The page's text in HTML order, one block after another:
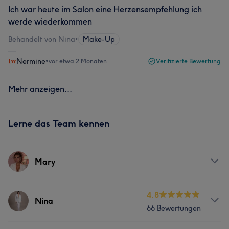
Ich war heute im Salon eine Herzensempfehlung ich
werde wiederkommen
Behandelt von Nina• Make-Up
Nermine•vor etwa 2 Monaten Verifizierte Bewertung
Mehr anzeigen...
Lerne das Team kennen
Mary
Services
Nina
4.8
66 Bewertungen